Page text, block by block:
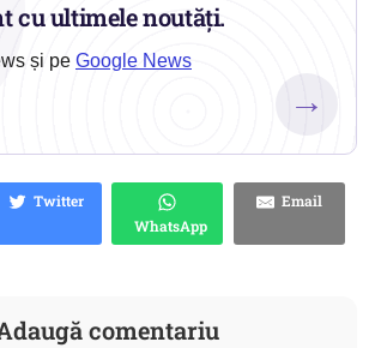
cu ultimele noutăți.
și pe Google News
→
Twitter
WhatsApp
Email
comentariu